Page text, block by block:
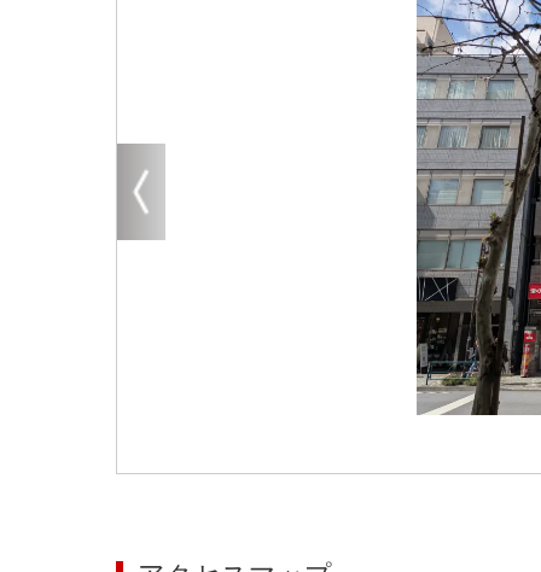
路線から探す
その他
地図から探す